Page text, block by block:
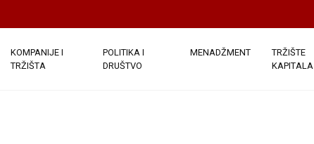
KOMPANIJE I
TRŽIŠTA
POLITIKA I
DRUŠTVO
MENADŽMENT
TRŽIŠTE
KAPITALA